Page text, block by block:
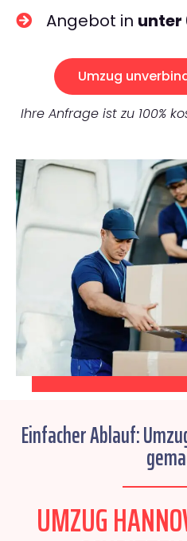
Angebot in unter
Umzug
Ihre Anfrage ist zu 100%
Einfacher Ablauf:
UMZUG